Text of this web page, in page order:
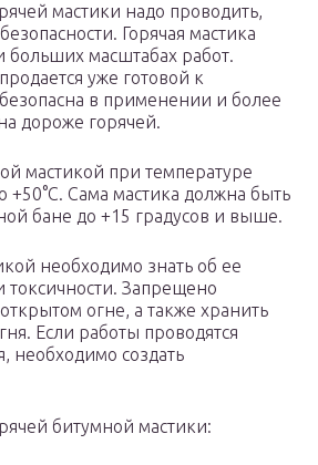
мастики надо проводить,
Горячая мастика
больших масштабах работ.
уже готовой к
в применении и более
дороже горячей.
мастикой при температуре
+50°C. Сама мастика должна быть
бане до +15 градусов и выше.
необходимо знать об ее
токсичности. Запрещено
огне, а также хранить
Если работы проводятся
необходимо создать
битумной мастики: